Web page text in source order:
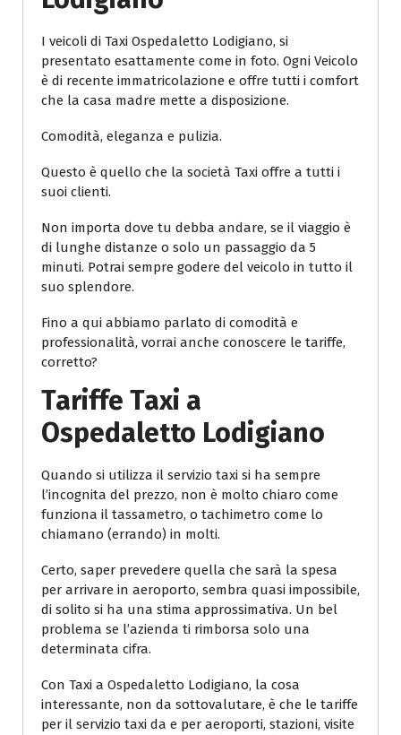
I veicoli di Taxi Ospedaletto Lodigiano, si
presentato esattamente come in foto. Ogni Veicolo
è di recente immatricolazione e offre tutti i comfort
che la casa madre mette a disposizione.
Comodità, eleganza e pulizia.
Questo è quello che la società Taxi offre a tutti i
suoi clienti.
Non importa dove tu debba andare, se il viaggio è
di lunghe distanze o solo un passaggio da 5
minuti. Potrai sempre godere del veicolo in tutto il
suo splendore.
Fino a qui abbiamo parlato di comodità e
professionalità, vorrai anche conoscere le tariffe,
corretto?
Tariffe Taxi a
Ospedaletto Lodigiano
Quando si utilizza il servizio taxi si ha sempre
l’incognita del prezzo, non è molto chiaro come
funziona il tassametro, o tachimetro come lo
chiamano (errando) in molti.
Certo, saper prevedere quella che sarà la spesa
per arrivare in aeroporto, sembra quasi impossibile,
di solito si ha una stima approssimativa. Un bel
problema se l’azienda ti rimborsa solo una
determinata cifra.
Con Taxi a Ospedaletto Lodigiano, la cosa
interessante, non da sottovalutare, è che le tariffe
per il servizio taxi da e per aeroporti, stazioni, visite